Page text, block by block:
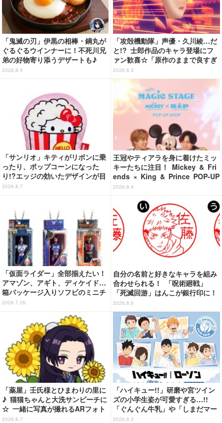
「鬼滅の刃」伊黒の相棒・鏑丸が
ぐるぐるウインナーに！不死川兄
弟の好物寄り添うデザートも♪
「ジョイフル」コラボ第3弾・第4
弾決定【8月18日～】
2026.8.4
「攻殻機動隊」声優・久川綾…だ
と!? 士郎作品のキャラ登場にフ
ァン歓喜☆「原作のままで良すぎ
るな」「脳の処理が追いつかない
よお」…第5話【ネタバレあり反
応まとめ】
2026.8.5
「サンリオ」キティがリボンに乗
ったり、ポップコーンになった
り!?エッジの効いたデザインが目
を引く♪ トートバッグやポーチが
登場
2026.8.7
王冠やティアラを身に着けたミッ
キーたちに注目！ Mickey & Fri
ends × King & Prince POP-UP
SHOP「MAGIC STAGE」に新商
品登場
2026.8.4
「仮面ライダー」全部揃えたい！
アマゾン、アギト、ディケイド…
箱パッケージ入りソフビのミニチ
ュアが登場
2026.7.26
自分の名前と好きなキャラを組み
合わせられる！ 「呪術廻戦」
「死滅回游」はんこが銀行印に！
虎杖悠仁、乙骨憂太ら16キャラ追
加で全104種
2026.8.6
「薬屋」壬氏様とひまわりの里に
♪ 猫猫ちゃんと大洗サンビーチに
☆ 一緒に写真が撮れるARフォト
スポット企画「猫猫・壬氏と夏巡
2026.8.7
「ハイキュー!!」研磨や宮ツイン
ズの小学生姿が可愛すぎる…!!
「ぐんぐん牛乳」や「しまだマー
ト」デザインのグッズも!? ロー
2026.8.5